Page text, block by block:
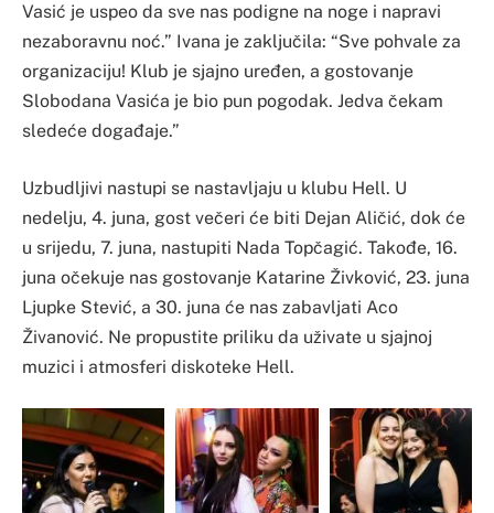
Vasić je uspeo da sve nas podigne na noge i napravi
nezaboravnu noć.” Ivana je zaključila: “Sve pohvale za
organizaciju! Klub je sjajno uređen, a gostovanje
Slobodana Vasića je bio pun pogodak. Jedva čekam
sledeće događaje.”
Uzbudljivi nastupi se nastavljaju u klubu Hell. U
nedelju, 4. juna, gost večeri će biti Dejan Aličić, dok će
u srijedu, 7. juna, nastupiti Nada Topčagić. Takođe, 16.
juna očekuje nas gostovanje Katarine Živković, 23. juna
Ljupke Stević, a 30. juna će nas zabavljati Aco
Živanović. Ne propustite priliku da uživate u sjajnoj
muzici i atmosferi diskoteke Hell.